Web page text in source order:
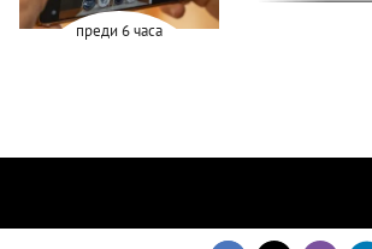
преди 6 часа